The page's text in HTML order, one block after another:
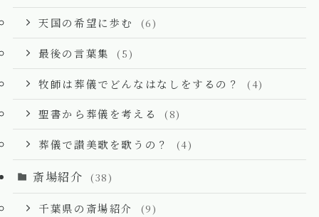
天国の希望に歩む (6)
最後の言葉集 (5)
牧師は葬儀でどんなはなしをするの？ (4)
聖書から葬儀を考える (8)
葬儀で讃美歌を歌うの？ (4)
斎場紹介 (38)
千葉県の斎場紹介 (9)